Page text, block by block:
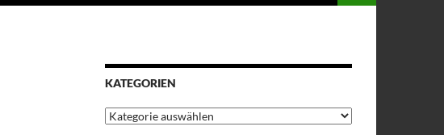
KATEGORIEN
Kategorien